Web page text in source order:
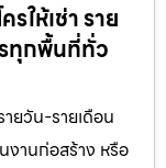
ให้เช่า ราย
ทุกพื้นที่ทั่ว
ยวัน-รายเดือน
งานก่อสร้าง หรือ